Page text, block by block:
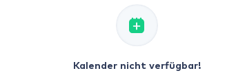
Kalender nicht verfügbar!